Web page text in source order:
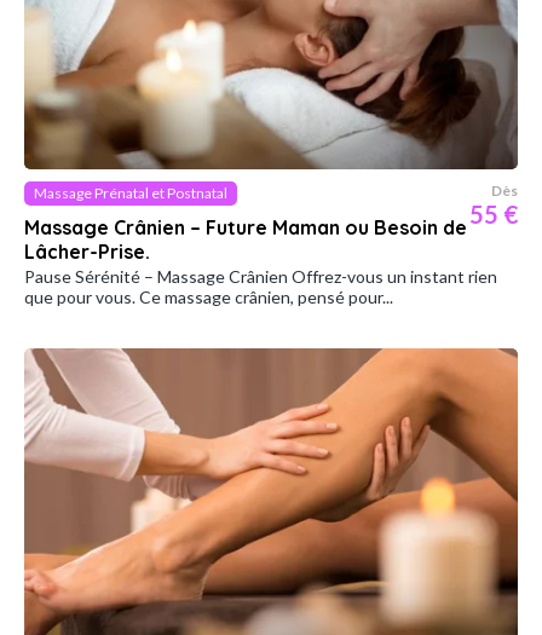
Massage Prénatal et Postnatal
Massage Crânien – Future Maman ou Besoin de
Lâcher-Prise.
Dès
55 €
Pause Sérénité – Massage Crânien Offrez-vous un instant rien
que pour vous. Ce massage crânien, pensé pour...